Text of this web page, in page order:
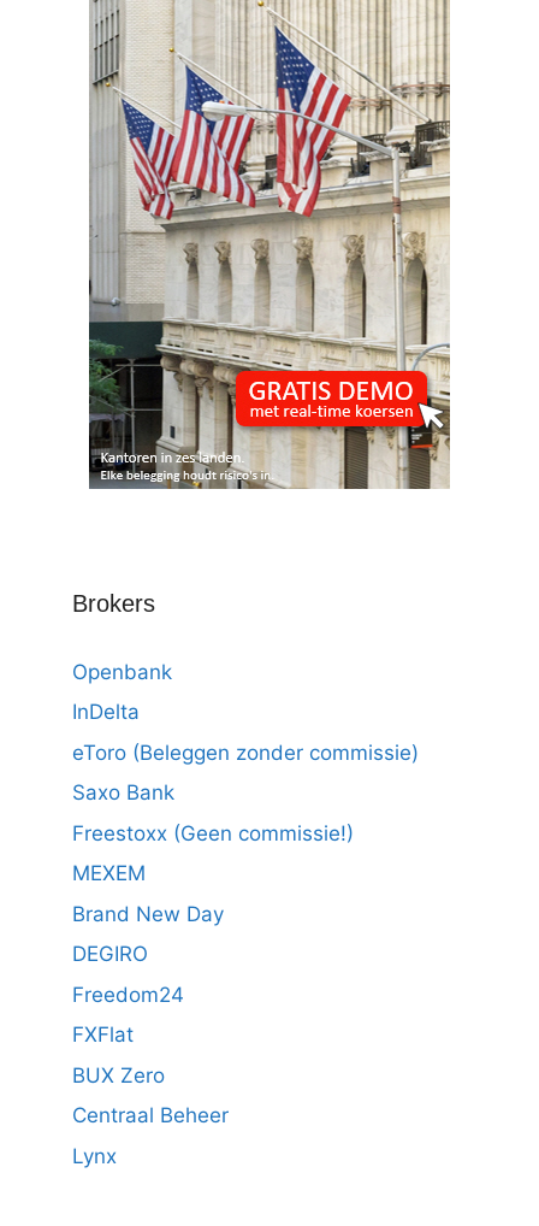
Brokers
Openbank
InDelta
eToro (Beleggen zonder commissie)
Saxo Bank
Freestoxx (Geen commissie!)
MEXEM
Brand New Day
DEGIRO
Freedom24
FXFlat
BUX Zero
Centraal Beheer
Lynx